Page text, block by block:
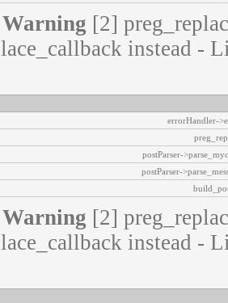
Warning [2]
instead -
errorHandler-
postParser-
postParser-
Warning [2]
instead -